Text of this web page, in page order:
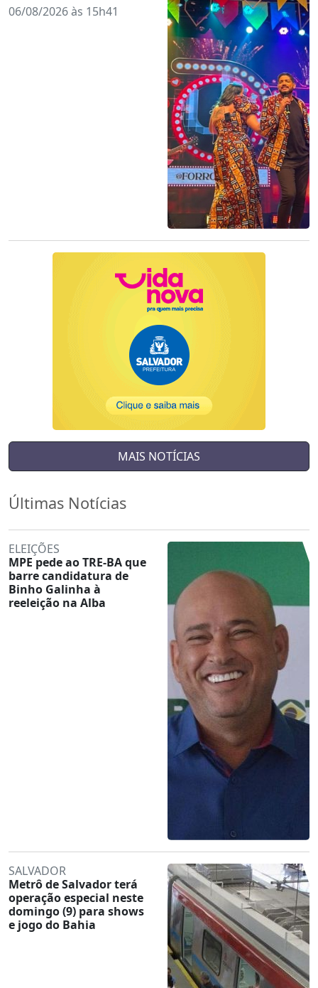
06/08/2026 às 15h41
MAIS NOTÍCIAS
Últimas Notícias
ELEIÇÕES
MPE pede ao TRE-BA que
barre candidatura de
Binho Galinha à
reeleição na Alba
SALVADOR
Metrô de Salvador terá
operação especial neste
domingo (9) para shows
e jogo do Bahia